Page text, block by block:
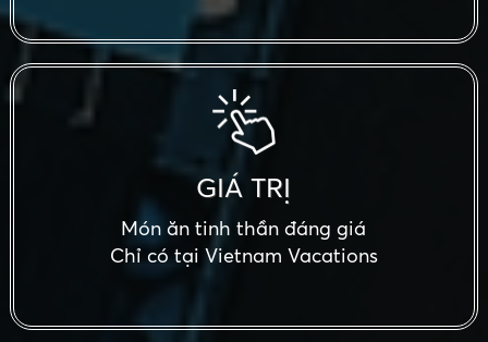
GIÁ TRỊ
Món ăn tinh thần đáng giá
Chỉ có tại Vietnam Vacations